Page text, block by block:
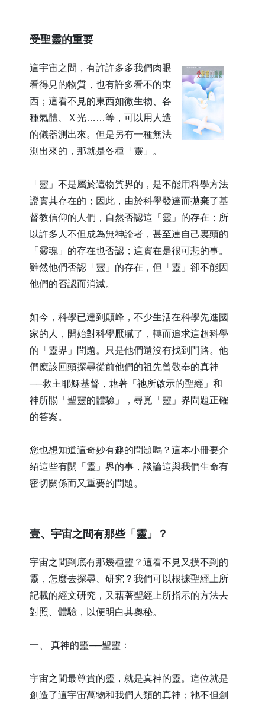
​受聖靈的重要
這宇宙之間，有許許多多我們肉眼
看得見的物質，也有許多看不的東
西；這看不見的東西如微生物、各
種氣體、Ｘ光……等，可以用人造
的儀器測出來。但是另有一種無法
測出來的，那就是各種「靈」。
「靈」不是屬於這物質界的，是不能用科學方法
證實其存在的；因此，由於科學發達而拋棄了基
督教信仰的人們，自然否認這「靈」的存在；所
以許多人不但成為無神論者，甚至連自己裏頭的
「靈魂」的存在也否認；這實在是很可悲的事。
雖然他們否認「靈」的存在，但「靈」卻不能因
他們的否認而消滅。
如今，科學已達到顛峰，不少生活在科學先進國
家的人，開始對科學厭膩了，轉而追求這超科學
的「靈界」問題。只是他們還沒有找到門路。他
們應該回頭探尋從前他們的祖先曾敬奉的真神
──救主耶穌基督，藉著「祂所啟示的聖經」和
神所賜「聖靈的體驗」，尋覓「靈」界問題正確
的答案。
您也想知道這奇妙有趣的問題嗎？這本小冊要介
紹這些有關「靈」界的事，談論這與我們生命有
密切關係而又重要的問題。
​壹、宇宙之間有那些「靈」？
宇宙之間到底有那幾種靈？這看不見又摸不到的
靈，怎麼去探尋、研究？我們可以根據聖經上所
記載的經文研究，又藉著聖經上所指示的方法去
對照、體驗，以便明白其奧秘。
一、 真神的靈──聖靈：
宇宙之間最尊貴的靈，就是真神的靈。這位就是
創造了這宇宙萬物和我們人類的真神；祂不但創